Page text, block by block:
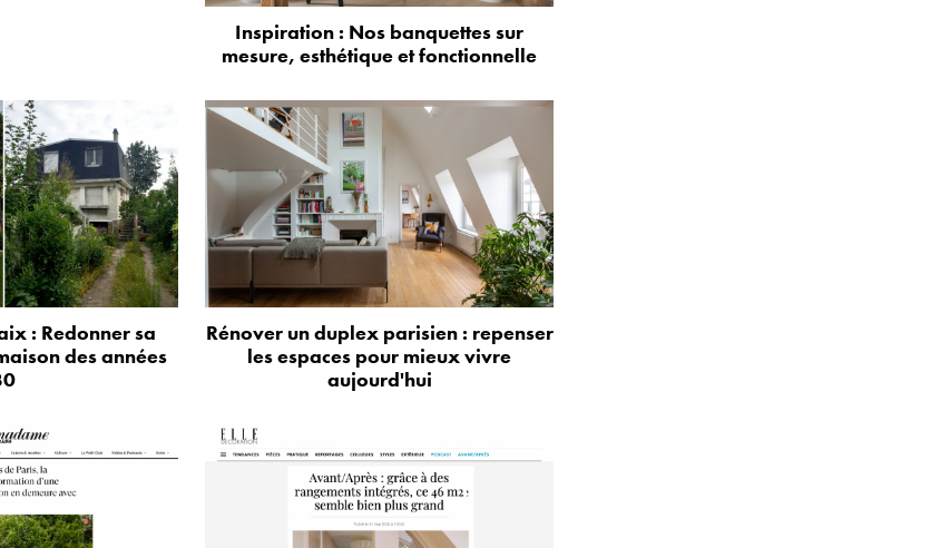
Inspiration : Nos banquettes sur
mesure, esthétique et fonctionnelle
: Redonner sa
des années
Rénover un duplex parisien : repenser
les espaces pour mieux vivre
aujourd'hui